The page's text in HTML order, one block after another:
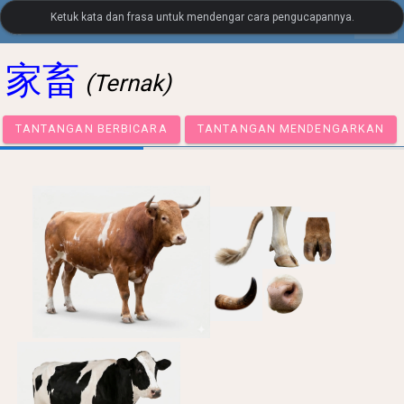
LanguageGuide.org•Japanese Visual Vocabulary
家畜 (Ternak)
TANTANGAN BERBICARA TANTANGAN
Ketuk kata dan frasa untuk mendengar cara pengucapannya.